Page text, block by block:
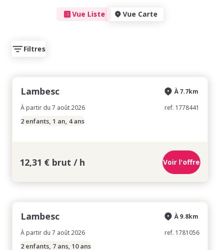
Vue Liste Vue Carte
Filtres
Lambesc
À partir du 7 août 2026
À 7.7km
ref. 1778441
2 enfants, 1 an, 4 ans
12,31 € brut / h Voir l'offre
Lambesc
À partir du 7 août 2026
À 9.8km
ref. 1781056
2 enfants, 7 ans, 10 ans